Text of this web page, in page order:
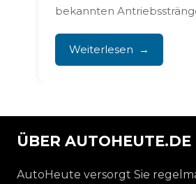
bekannten
Wartung und
Schwachstellen. Mit...
Weiterlesen
ÜBER AUTOHEUTE.DE
AutoHeute versorgt Sie